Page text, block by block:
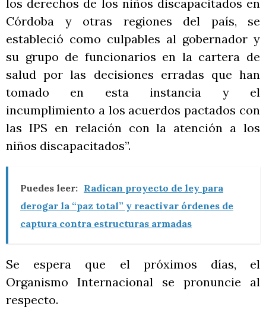
los derechos de los niños discapacitados en
Córdoba y otras regiones del país, se
estableció como culpables al gobernador y
su grupo de funcionarios en la cartera de
salud por las decisiones erradas que han
tomado en esta instancia y el
incumplimiento a los acuerdos pactados con
las IPS en relación con la atención a los
niños discapacitados”.
Puedes leer: Radican proyecto de ley para
derogar la “paz total” y reactivar órdenes de
captura contra estructuras armadas
Se espera que el próximos días, el
Organismo Internacional se pronuncie al
respecto.